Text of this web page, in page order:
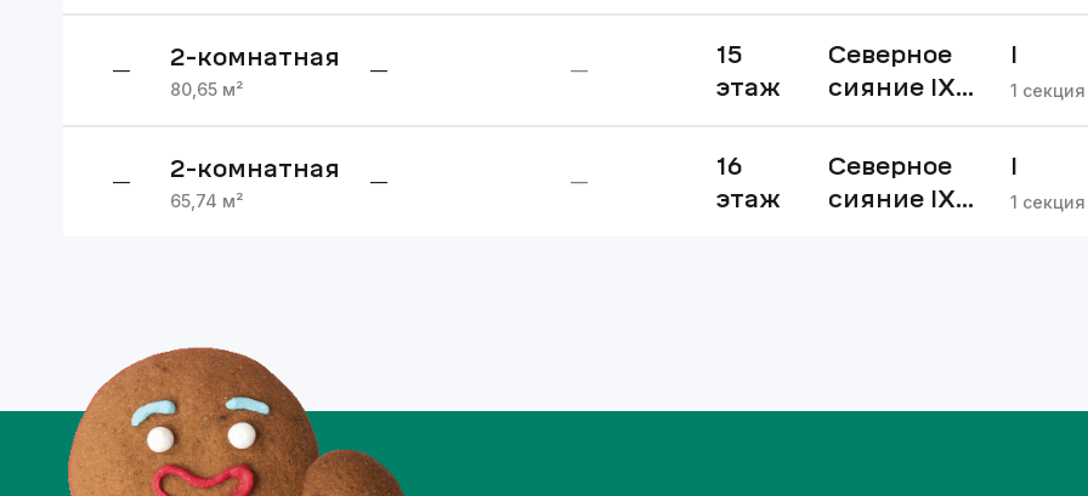
— 2-комнатная
80,65 м²
— —
15
этаж
Северное
сияние IX
I
1 секция
— 2-комнатная
65,74 м²
— —
16
этаж
Северное
сияние IX
I
1 секция